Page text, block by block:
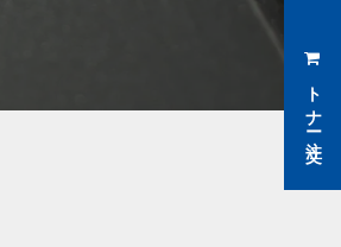
トナー注文